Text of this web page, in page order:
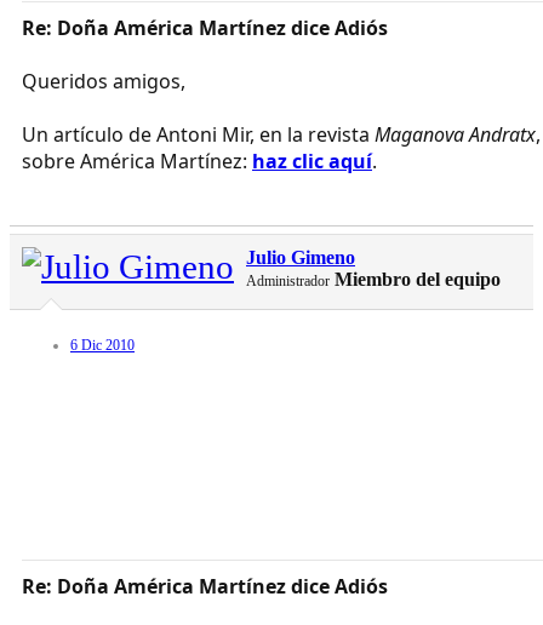
Re: Doña América Martínez dice Adiós
Queridos amigos,
Un artículo de Antoni Mir, en la revista Maganova Andratx,
sobre América Martínez: haz clic aquí.
Julio Gimeno
Administrador Miembro del equipo
6 Dic 2010
Re: Doña América Martínez dice Adiós